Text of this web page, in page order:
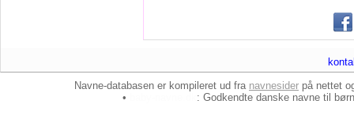
Navne-databasen er kompileret ud fra navnesider på nettet
•
: Godkendte danske navne til børn